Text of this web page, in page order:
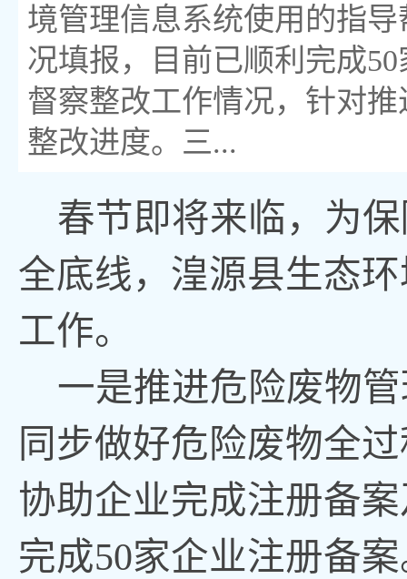
境管理信息系统使用的指
况填报，目前已顺利完成
督察整改工作情况，针对
整改进度。三...
春节即将来临，为
全底线，湟源县生态
工作。
一是推进危险废物
同步做好危险废物全
协助企业完成注册备
完成50家企业注册备